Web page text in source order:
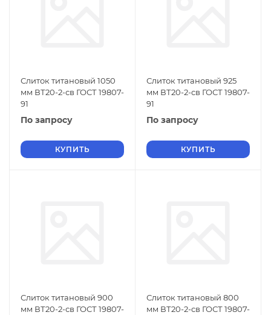
Слиток титановый 1050
мм ВТ20-2-св ГОСТ 19807-
91
По запросу
КУПИТЬ
Слиток титановый 925
мм ВТ20-2-св ГОСТ 19807-
91
По запросу
КУПИТЬ
Слиток титановый 900
мм ВТ20-2-св ГОСТ 19807-
Слиток титановый 800
мм ВТ20-2-св ГОСТ 19807-